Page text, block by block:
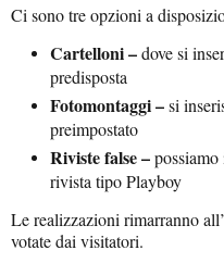
Ci sono tre opzioni a
Cartelloni –dove si
predisposta
Fotomontaggi –si
preimpostato
Riviste false –
rivista tipo Playboy
Le realizzazioni rimarranno
votate dai visitatori.